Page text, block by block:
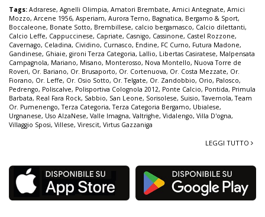
Tags: Adrarese, Agnelli Olimpia, Amatori Brembate, Amici Antegnate, Amici
Mozzo, Arcene 1956, Asperiam, Aurora Terno, Bagnatica, Bergamo & Sport,
Boccaleone, Bonate Sotto, Brembillese, calcio bergamasco, Calcio dilettanti,
Calcio Leffe, Cappuccinese, Capriate, Casnigo, Cassinone, Castel Rozzone,
Cavernago, Celadina, Cividino, Curnasco, Endine, FC Curno, Futura Madone,
Gandinese, Ghiaie, gironi Terza Categoria, Lallio, Libertas Casiratese, Malpensata
Campagnola, Mariano, Misano, Monterosso, Nova Montello, Nuova Torre de
Roveri, Or. Bariano, Or. Brusaporto, Or. Cortenuova, Or. Costa Mezzate, Or.
Fiorano, Or. Leffe, Or. Osio Sotto, Or. Telgate, Or. Zandobbio, Orio, Palosco,
Pedrengo, Poliscalve, Polisportiva Colognola 2012, Ponte Calcio, Pontida, Primula
Barbata, Real Fara Rock, Sabbio, San Leone, Sorisolese, Suisio,Tavernola,Team
Or. Pumenengo,Terza Categoria,Terza Categoria Bergamo, Ubialese,
Urgnanese, Uso AlzaNese, Valle Imagna, Valtrighe, Vidalengo, Villa D'ogna,
Villaggio Sposi, Villese, Virescit, Virtus Gazzaniga
LEGGI TUTTO